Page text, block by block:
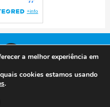
Todos os direitos
a melhor experiência em
cookies estamos usando
.